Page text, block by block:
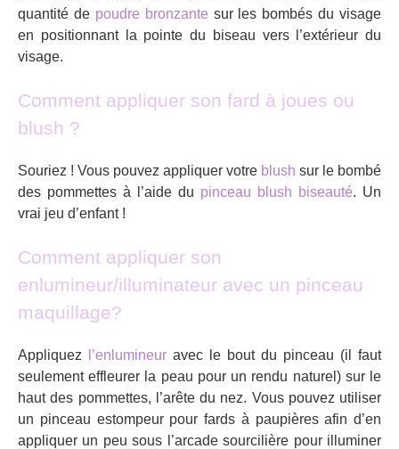
quantité depoudre bronzante sur les bombés du visage
en positionnant la pointe du biseau vers l’extérieur du
visage.
Comment appliquer son fard à joues ou
blush ?
Souriez ! Vous pouvez appliquer votre blush sur le bombé
des pommettes à l’aide du pinceau blush biseauté. Un
vrai jeu d’enfant !
Comment appliquer son
enlumineur/illuminateur avec un pinceau
maquillage?
Appliquez l’enlumineur avec le bout du pinceau (il faut
seulement effleurer la peau pour un rendu naturel) sur le
haut des pommettes, l’arête du nez. Vous pouvez utiliser
un pinceau estompeur pour fards à paupières afin d’en
appliquer un peu sous l’arcade sourcilière pour illuminer